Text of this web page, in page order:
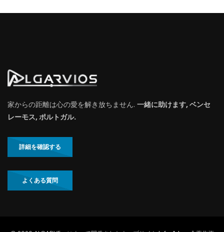
家からの距離は心の愛を解き放ちません. 一緒に助けます, ベンセ
レーモス, ポルトガル.
詳細を確認する
よくある質問